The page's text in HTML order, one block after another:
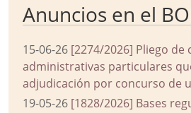
Anuncios en el
15-06-26 [2274/2026] Pliego de
administrativas particulares
adjudicación por concurso de
19-05-26 [1828/2026] Bases